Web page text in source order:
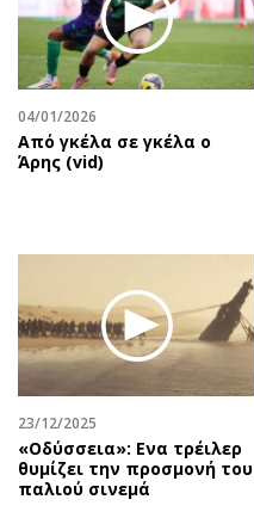
04/01/2026
Από γκέλα σε γκέλα ο
Άρης (vid)
23/12/2025
«Οδύσσεια»: Ενα τρέιλερ
θυμίζει την προσμονή του
παλιού σινεμά